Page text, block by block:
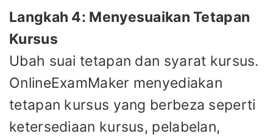
Langkah 4: Menyesuaikan Tetapan
Kursus
Ubah suai tetapan dan syarat kursus.
OnlineExamMaker menyediakan
tetapan kursus yang berbeza seperti
ketersediaan kursus, pelabelan,